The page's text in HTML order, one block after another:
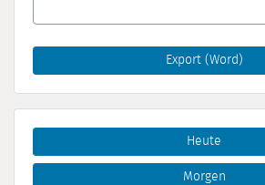
Export (Word)
Heute
Morgen